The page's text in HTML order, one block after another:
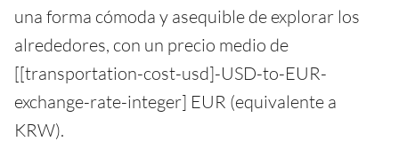
una forma cómoda y asequible de explorar los
alrededores, con un precio medio de
[[transportation-cost-usd]-USD-to-EUR-
exchange-rate-integer] EUR (equivalente a
KRW).